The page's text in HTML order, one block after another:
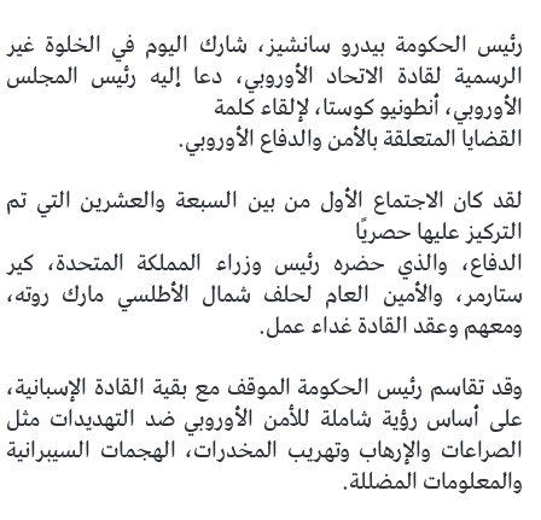
رئيس الحكومة بيدرو سانشيز، شارك اليوم في الخلوة غير
الرسمية لقادة الاتحاد الأوروبي، دعا إليه رئيس المجلس
الأوروبي، أنطونيو كوستا، لإلقاء كلمة
القضايا المتعلقة بالأمن والدفاع الأوروبي.
لقد كان الاجتماع الأول من بين السبعة والعشرين التي تم
التركيز عليها حصريًا
الدفاع، والذي حضره رئيس وزراء المملكة المتحدة، كير
ستارمر، والأمين العام لحلف شمال الأطلسي مارك روته،
ومعهم وعقد القادة غداء عمل.
وقد تقاسم رئيس الحكومة الموقف مع بقية القادة الإسبانية،
على أساس رؤية شاملة للأمن الأوروبي ضد التهديدات مثل
الصراعات والإرهاب وتهريب المخدرات، الهجمات السيبرانية
والمعلومات المضللة.